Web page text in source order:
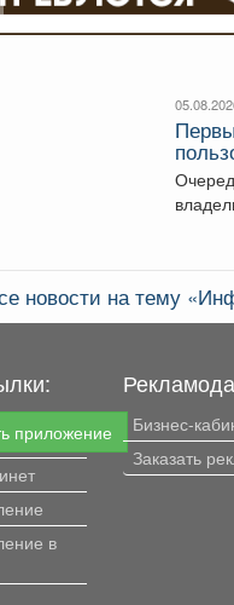
новости на тему
приложение
в
Бизнес-
Заказать